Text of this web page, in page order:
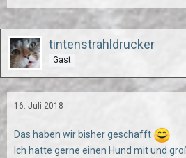
tintenstrahldrucker
Gast
16. Juli 2018
Das haben wir bisher geschafft
Ich hätte gerne einen Hund mit und